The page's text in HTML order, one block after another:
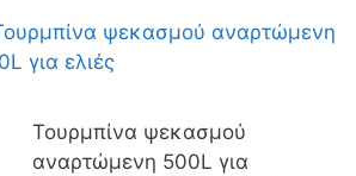
Τουρμπίνα ψεκασμού
αναρτώμενη 500L για